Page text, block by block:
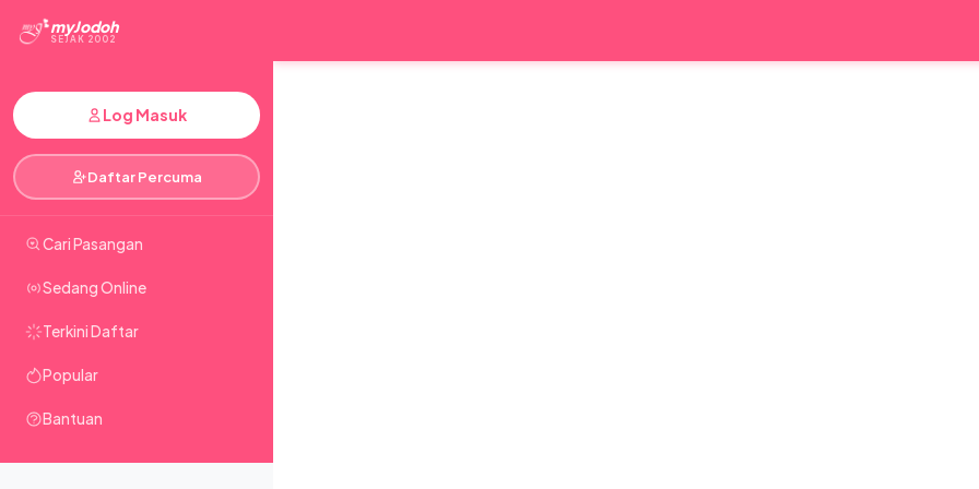
myJodoh
SEJAK 2002
Log Masuk
Daftar Percuma
Cari Pasangan
Sedang Online
Terkini Daftar
Popular
Bantuan